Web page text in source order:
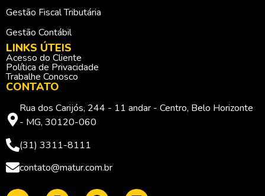
Gestão Fiscal Tributária
Gestão Contábil
LINKS ÚTEIS
Acesso do Cliente
Política de Privacidade
Trabalhe Conosco
CONTATO
Rua dos Carijós, 244 - 11 andar - Centro, Belo Horizonte
- MG, 30120-060
(31) 3311-8111
contato@matur.com.br